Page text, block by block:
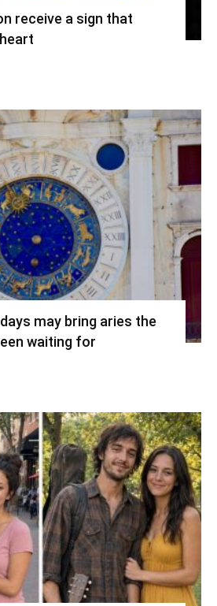
receive a sign that
may bring aries the
waiting for